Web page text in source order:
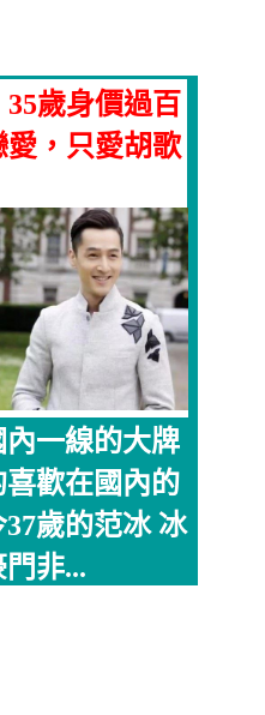
歲身價過百
，只愛胡歌
一線的大牌
歡在國內的
歲的范冰 冰
非...